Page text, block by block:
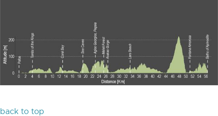
back to top